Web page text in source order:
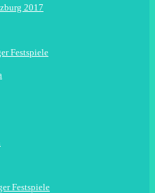
2017
Festspiele
Festspiele